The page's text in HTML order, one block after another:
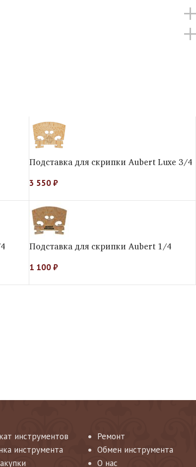
Подставка для скрипки Aubert Luxe 3/4
3 550₽
Подставка для скрипки Aubert 1/4
1 100₽
инструментов
инструмента
Ремонт
Обмен инструмента
О нас